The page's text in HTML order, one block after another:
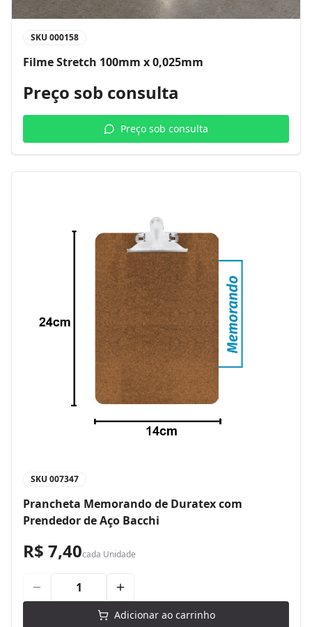
SKU 000158
Filme Stretch 100mm x 0,025mm
Preço sob consulta
Preço sob consulta
SKU 007347
Prancheta Memorando de Duratex com
Prendedor de Aço Bacchi
R$ 7,40cada Unidade
Adicionar ao carrinho